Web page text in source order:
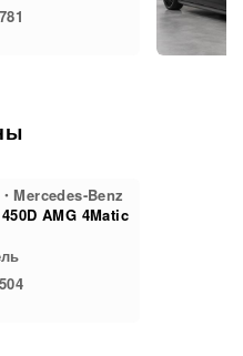
Mercedes-Benz
AMG 4Matic